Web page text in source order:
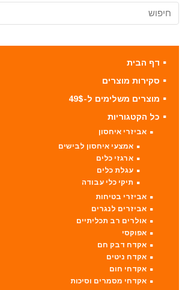
דף הבית
סקירות מוצרים
מוצרים משלימים ל-49$
כל הקטגוריות
אביזרי איחסון
אמצעי איחסון לבישים
ארגזי כלים
עגלת כלים
תיקי כלי עבודה
אביזרי בטיחות
אביזרים לנגרים
אולרים רב תכליתיים
אפוקסי
אקדח דבק חם
אקדח ניטים
אקדחי חום
אקדחי מסמרים וסיכות